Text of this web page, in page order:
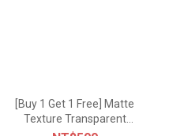
[Buy 1 Get 1 Free] Matte
Texture Transparent